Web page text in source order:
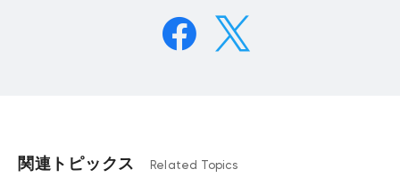
関連トピックス Related Topics